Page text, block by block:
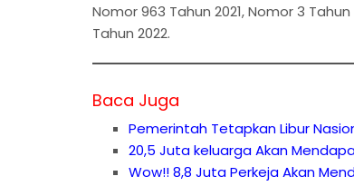
Nomor 963 Tahun 2021, Nomor 3
Tahun 2022.
Baca Juga
Pemerintah Tetapkan Libur
20,5 Juta keluarga Akan
Wow!! 8,8 Juta Perkeja Akan